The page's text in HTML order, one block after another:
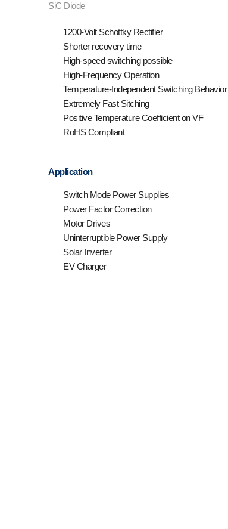
SiC Diode
1200-Volt Schottky Rectifier
Shorter recovery time
High-speed switching possible
High-Frequency Operation
Temperature-Independent Switching Behavior
Extremely Fast Sitching
Positive Temperature Coefficient on VF
RoHS Compliant
Application
Switch Mode Power Supplies
Power Factor Correction
Motor Drives
Uninterruptible Power Supply
Solar Inverter
EV Charger